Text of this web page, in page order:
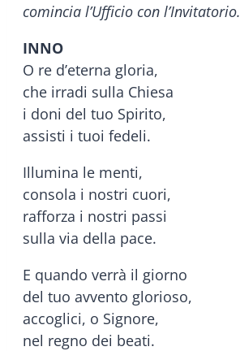
comincia l’Ufficio con l’Invitatorio.
INNO
O re d’eterna gloria,
che irradi sulla Chiesa
i doni del tuo Spirito,
assisti i tuoi fedeli.
Illumina le menti,
consola i nostri cuori,
rafforza i nostri passi
sulla via della pace.
E quando verrà il giorno
del tuo avvento glorioso,
accoglici, o Signore,
nel regno dei beati.